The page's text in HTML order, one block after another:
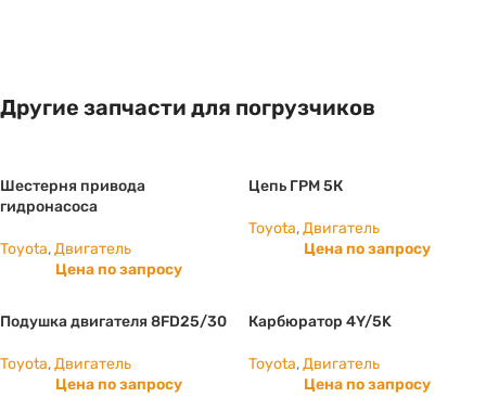
Другие запчасти для погрузчиков
Шестерня привода
гидронасоса
Toyota,Двигатель
Цена по запросу
Цепь ГРМ 5К
Toyota,Двигатель
Цена по запросу
Подушка двигателя 8FD25/30
Toyota,Двигатель
Цена по запросу
Карбюратор 4Y/5K
Toyota,Двигатель
Цена по запросу